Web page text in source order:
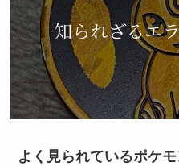
よく見られているポケ